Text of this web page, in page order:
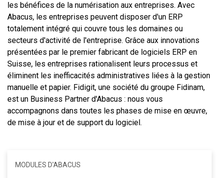
les bénéfices de la numérisation aux entreprises. Avec
Abacus, les entreprises peuvent disposer d'un ERP
totalement intégré qui couvre tous les domaines ou
secteurs d'activité de l'entreprise. Grâce aux innovations
présentées par le premier fabricant de logiciels ERP en
Suisse, les entreprises rationalisent leurs processus et
éliminent les inefficacités administratives liées à la gestion
manuelle et papier. Fidigit, une société du groupe Fidinam,
est un Business Partner d'Abacus : nous vous
accompagnons dans toutes les phases de mise en œuvre,
de mise à jour et de support du logiciel.
MODULES D'ABACUS